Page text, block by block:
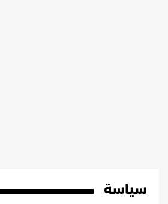
سياسة